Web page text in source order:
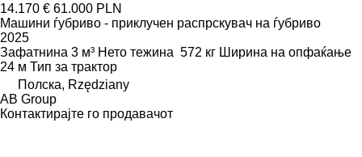
14.170 € 61.000 PLN
Машини ѓубриво - приклучен распрскувач на ѓубриво
2025
Зафатнина 3 м³ Нето тежина 572 кг Ширина на опфаќање
24 м Тип за трактор
Полска, Rzędziany
AB Group
Контактирајте го продавачот